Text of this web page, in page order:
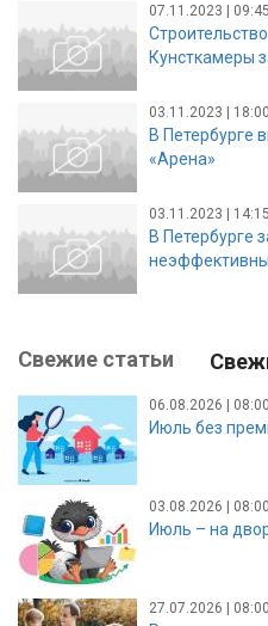
07.11.2023 | 09:45
Кунсткамеры
03.11.2023 | 18:00
В Петербурге
«Арена»
03.11.2023 | 14:15
В Петербурге
Свежие статьи
06.08.2026 | 08:00
Июль без
03.08.2026 | 08:00
Июль – на
27.07.2026 | 08:00